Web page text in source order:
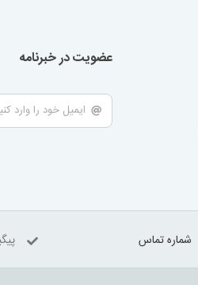
عضویت در خبرنامه
شماره تماس